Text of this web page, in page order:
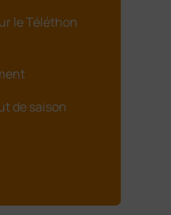
le Téléthon
de saison